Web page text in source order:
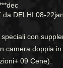
da DELHI:08-
con
camera doppia
09 Cene).